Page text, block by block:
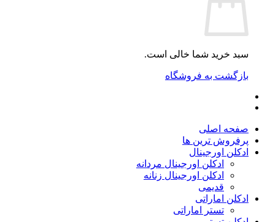
سبد خرید شما خالی است.
بازگشت به فروشگاه
صفحه اصلی
پرفروش ترین ها
ادکلن اورجینال
ادکلن اورجینال مردانه
ادکلن اورجینال زنانه
قدیمی
ادکلن اماراتی
تستر اماراتی